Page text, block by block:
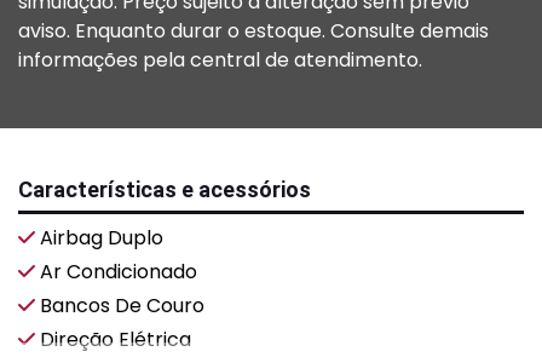
aviso. Enquanto durar o estoque. Consulte demais
informações pela central de atendimento.
Características e acessórios
Airbag Duplo
Ar Condicionado
Bancos De Couro
Direção Elétrica